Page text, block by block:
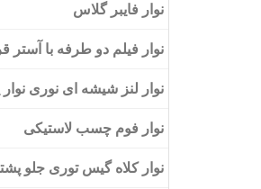
نوار فایبر گلاس
نوار فیلم دو طرفه با آستر
نوار لنز شیشه ای نوری
نوار فوم چسب لاستیکی
نوار کلاه گیس توری جلو